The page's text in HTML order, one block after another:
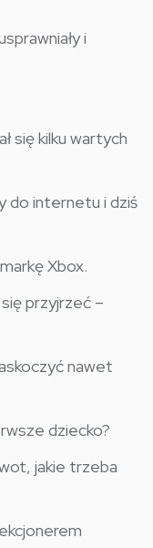
i
się kilku wartych
do internetu i dziś
Xbox.
przyjrzeć –
nawet
dziecko?
jakie trzeba